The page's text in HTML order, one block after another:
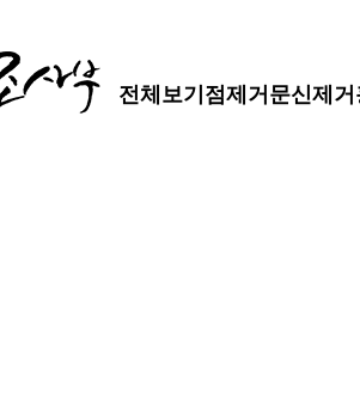
전체보기점제거문신제거